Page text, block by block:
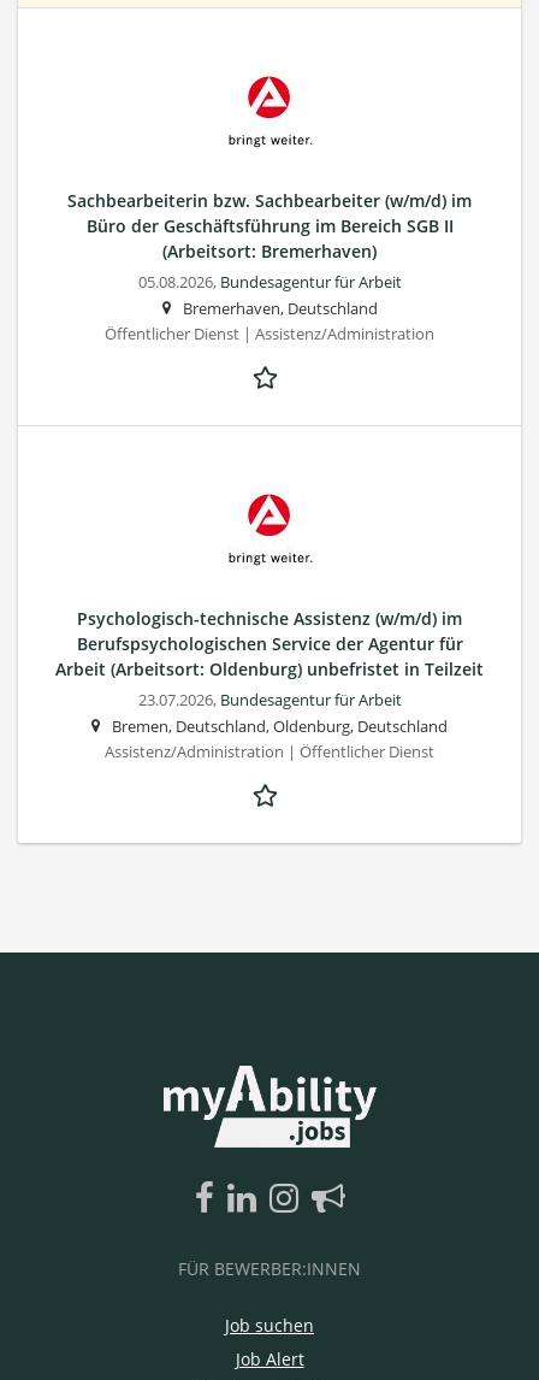
Sachbearbeiterin bzw. Sachbearbeiter (w/m/d) im
Büro der Geschäftsführung im Bereich SGB II
(Arbeitsort: Bremerhaven)
05.08.2026, Bundesagentur für Arbeit
Bremerhaven, Deutschland
Öffentlicher Dienst | Assistenz/Administration
Psychologisch-technische Assistenz (w/m/d) im
Berufspsychologischen Service der Agentur für
Arbeit (Arbeitsort: Oldenburg) unbefristet in Teilzeit
23.07.2026, Bundesagentur für Arbeit
Bremen, Deutschland, Oldenburg, Deutschland
Assistenz/Administration | Öffentlicher Dienst
FÜR BEWERBER:INNEN
Job suchen
Job Alert